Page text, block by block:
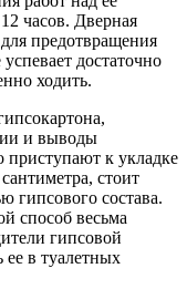
часов. Дверная
предотвращения
достаточно
ходить.
и выводы
приступают к укладке
стоит
гипсового состава.
способ весьма
гипсовой
в туалетных